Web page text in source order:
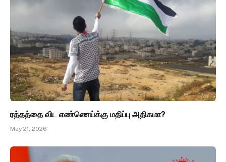
ரத்தத்தை விட எண்ணெய்க்கு மதிப்பு அதிகமா?
May 21, 2026